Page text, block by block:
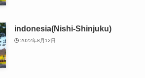
indonesia(Nishi-Shinjuku)
2022年8月12日